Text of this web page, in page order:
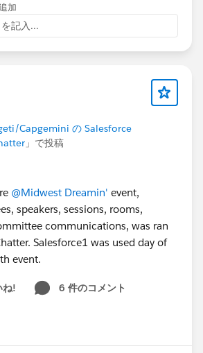
加
記入...
Capgemini の Salesforce
」で投稿
@Midwest Dreamin' event,
speakers, sessions, rooms,
communications, was ran
Salesforce1 was used day of
event.
ね!
6 件のコメント